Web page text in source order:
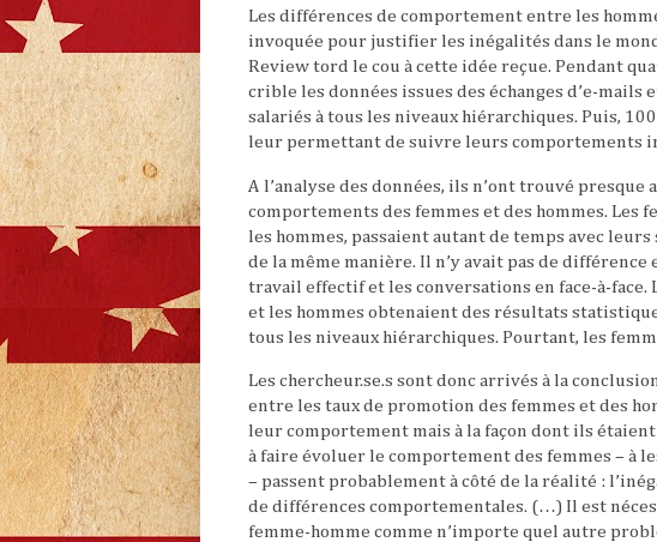
Les différences de comportement entre les
invoquée pour justifier les inégalités dans le
Review tord le cou à cette idée reçue. Pendant
crible les données issues des échanges d’e-mails
salariés à tous les niveaux hiérarchiques. Puis,
leur permettant de suivre leurs comportements
A l’analyse des données, ils n’ont trouvé
comportements des femmes et des hommes. Les
les hommes, passaient autant de temps avec
de la même manière. Il n’y avait pas de
travail effectif et les conversations en face-à-face.
et les hommes obtenaient des résultats
tous les niveaux hiérarchiques. Pourtant, les
Les chercheur.se.s sont donc arrivés à la
entre les taux de promotion des femmes et des
leur comportement mais à la façon dont ils
à faire évoluer le comportement des femmes – à
– passent probablement à côté de la réalité :
de différences comportementales. (…) Il est
femme-homme comme n’importe quel autre